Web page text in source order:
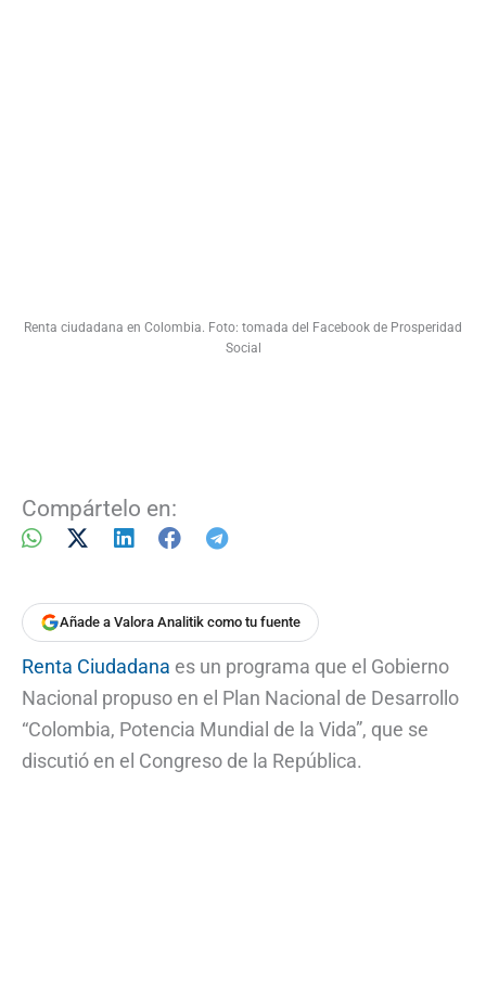
Renta ciudadana en Colombia. Foto: tomada del Facebook de Prosperidad
Social
Compártelo en:
Añade a Valora Analitik como tu fuente
Renta Ciudadana es un programa que el Gobierno
Nacional propuso en el Plan Nacional de Desarrollo
“Colombia, Potencia Mundial de la Vida”, que se
discutió en el Congreso de la República.